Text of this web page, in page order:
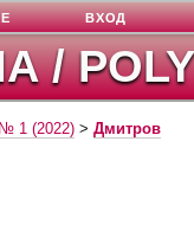
ВХОД
№ 1 (2022) >Дмитров